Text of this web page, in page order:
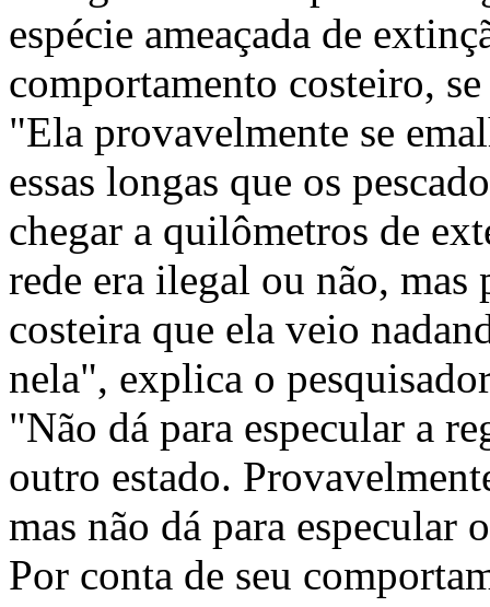
espécie ameaçada de
comportamento costeiro,
"Ela provavelmente se
essas longas que os
chegar a quilômetros de
rede era ilegal ou não, mas
costeira que ela veio
nela", explica o
"Não dá para especular a
outro estado.
mas não dá para especular
Por conta de seu